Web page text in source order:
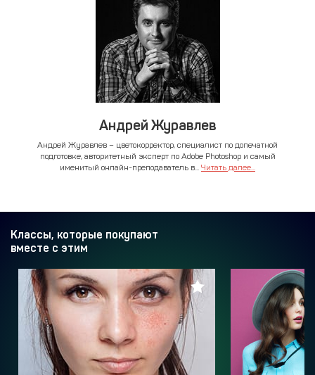
Андрей Журавлев
Андрей Журавлев – цветокорректор, специалист по допечатной
подготовке, авторитетный эксперт по Adobe Photoshop и самый
именитый онлайн-преподаватель в... Читать далее...
Классы, которые покупают
вместе с этим